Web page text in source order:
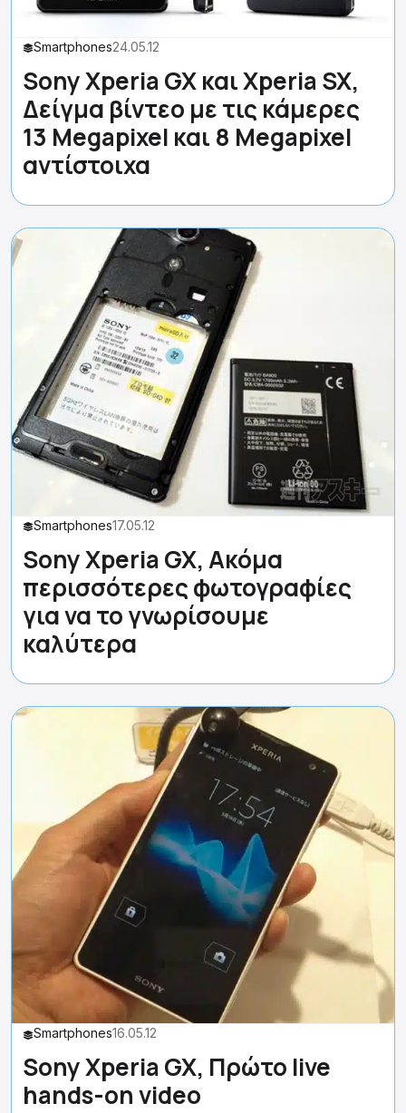
Smartphones24.05.12
Sony Xperia GX και Xperia SX,
Δείγμα βίντεο με τις κάμερες
13 Megapixel και 8 Megapixel
αντίστοιχα
Smartphones17.05.12
Sony Xperia GX, Ακόμα
περισσότερες φωτογραφίες
για να το γνωρίσουμε
καλύτερα
Smartphones16.05.12
Sony Xperia GX, Πρώτο live
hands-on video